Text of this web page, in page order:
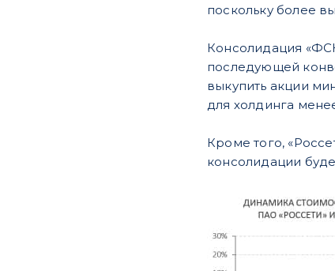
поскольку более
Консолидация
последующей
выкупить акции
для холдинга
Кроме того,
консолидации